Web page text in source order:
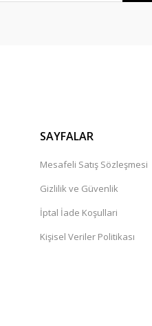
SAYFALAR
Mesafeli Satış Sözleşmesi
Gizlilik ve Güvenlik
İptal İade Koşullari
Kişisel Veriler Politikası